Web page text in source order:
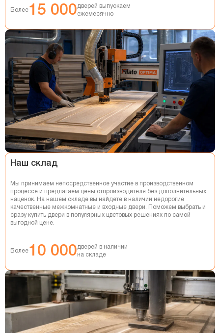
НАТЯЖНЫЕ ПОТОЛКИ
РЕМОНТ КВАРТИР
Более15 000дверей выпускаем
ежемесячно
Наш склад
Мы принимаем непосредственное участие в производственном
процессе и предлагаем цены отпроизводителя без дополнительных
наценок. На нашем складе вы найдете в наличии недорогие
качественные межкомнатные и входные двери. Поможем выбрать и
сразу купить двери в популярных цветовых решениях по самой
выгодной цене.
Более10 000дверей в наличии
на складе